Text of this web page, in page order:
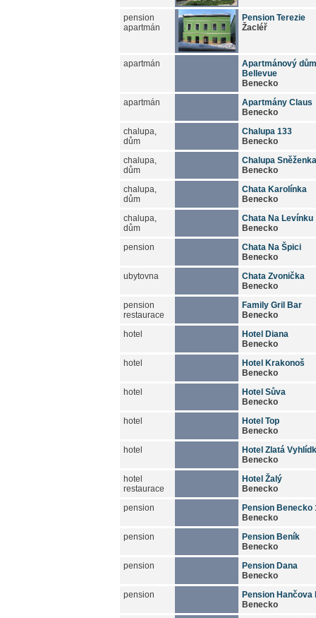
pension
apartmán
Pension Terezie
Žacléř
apartmán
Apartmánový dům
Bellevue
Benecko
apartmán
Apartmány Claus
Benecko
chalupa,
dům
Chalupa 133
Benecko
chalupa,
dům
Chalupa Sněženka
Benecko
chalupa,
dům
Chata Karolínka
Benecko
chalupa,
dům
Chata Na Levínku
Benecko
pension
Chata Na Špici
Benecko
ubytovna
Chata Zvonička
Benecko
pension
restaurace
Family Gril Bar
Benecko
hotel
Hotel Diana
Benecko
hotel
Hotel Krakonoš
Benecko
hotel
Hotel Sůva
Benecko
hotel
Hotel Top
Benecko
hotel
Hotel Zlatá
Benecko
hotel
restaurace
Hotel Žalý
Benecko
pension
Pension Benecko
Benecko
pension
Pension Beník
Benecko
pension
Pension Dana
Benecko
pension
Pension Hančova
Benecko